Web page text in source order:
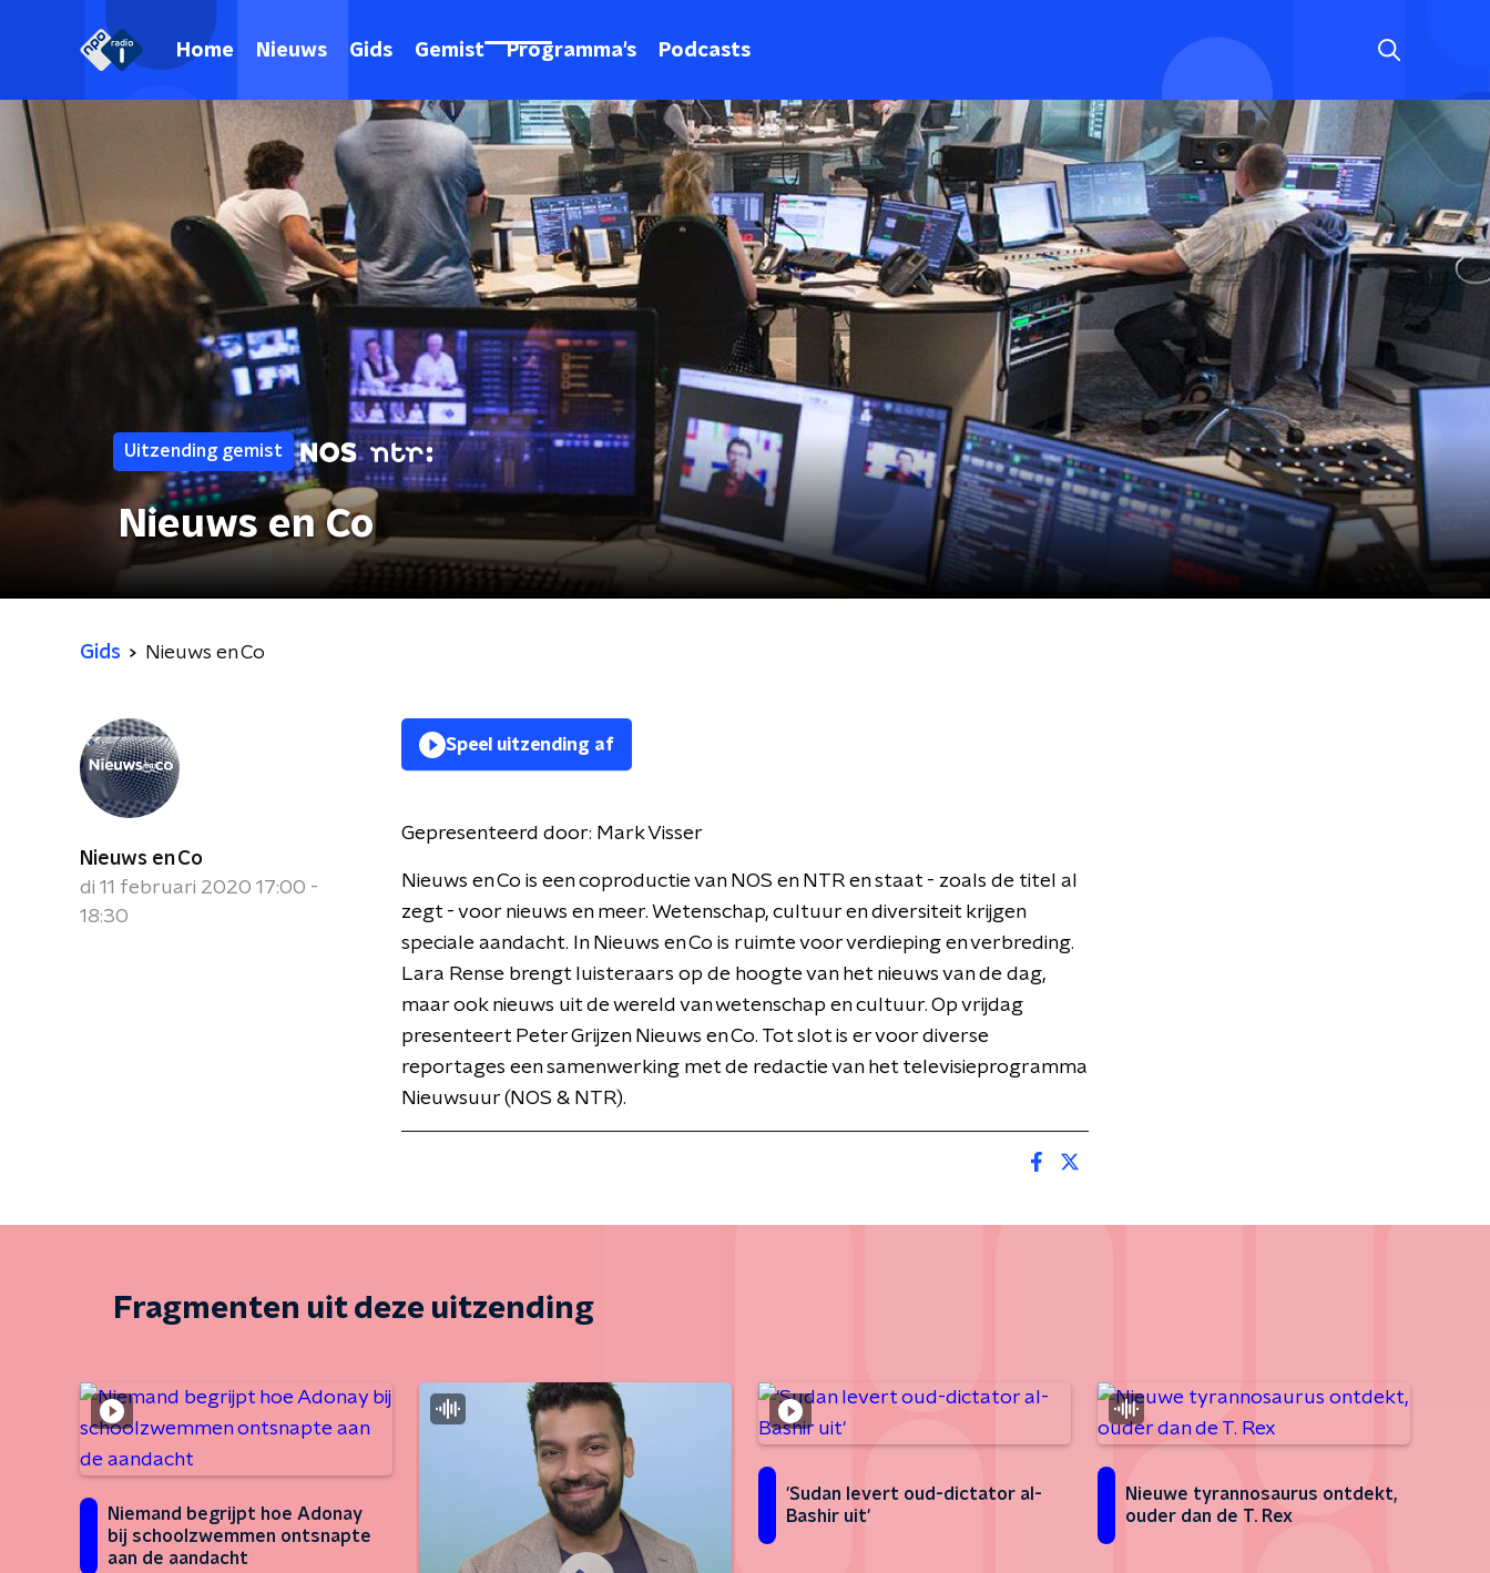
Home Nieuws Gids Gemist Programma's Podcasts
Uitzending gemist
Nieuws en Co
Gids Nieuws en Co
Nieuws en Co
di 11 februari 2020 17:00 -
18:30
Speel uitzending af
Gepresenteerd door: Mark Visser
Nieuws en Co is een coproductie van NOS en NTR en staat - zoals de titel al
zegt - voor nieuws en meer. Wetenschap, cultuur en diversiteit krijgen
speciale aandacht. In Nieuws en Co is ruimte voor verdieping en verbreding.
Lara Rense brengt luisteraars op de hoogte van het nieuws van de dag,
maar ook nieuws uit de wereld van wetenschap en cultuur. Op vrijdag
presenteert Peter Grijzen Nieuws en Co. Tot slot is er voor diverse
reportages een samenwerking met de redactie van het televisieprogramma
Nieuwsuur (NOS & NTR).
Fragmenten uit deze uitzending
Niemand begrijpt hoe Adonay
bij schoolzwemmen ontsnapte
aan de aandacht
'Sudan levert oud-dictator al-
Bashir uit'
Nieuwe tyrannosaurus ontdekt,
ouder dan de T. Rex